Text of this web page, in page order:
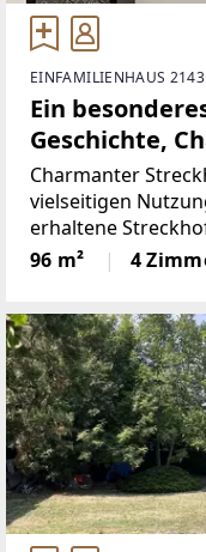
EINFAMILIENHAUS 2143
Ein
Geschichte,
Charmanter
vielseitigen
erhaltene
mit praktischem
für individuelle
96 m² 4